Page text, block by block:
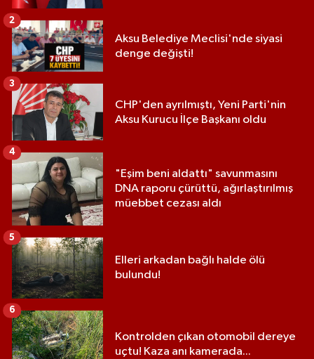
Aksu Belediye Meclisi'nde siyasi
denge değişti!
2
CHP'den ayrılmıştı, Yeni Parti'nin
Aksu Kurucu İlçe Başkanı oldu
3
"Eşim beni aldattı" savunmasını
DNA raporu çürüttü, ağırlaştırılmış
müebbet cezası aldı
4
Elleri arkadan bağlı halde ölü
bulundu!
5
Kontrolden çıkan otomobil dereye
uçtu! Kaza anı kamerada...
6